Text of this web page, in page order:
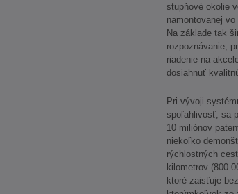
stupňové okolie
namontovanej
Na základe tak
rozpoznávanie,
riadenie na
dosiahnuť
Pri vývoji
spoľahlivosť, sa
10 miliónov
niekoľko
rýchlostných
kilometrov (800
ktoré zaisťuje